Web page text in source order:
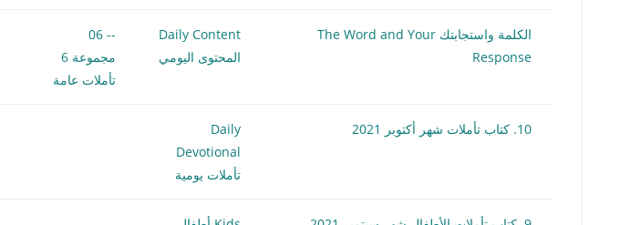
الكلمة واستجابتك The Word and Your
Response
Daily Content
المحتوى اليومي
-- 06
مجموعة 6
تأملات عامة
10. كتاب تأملات شهر أكتوبر 2021
Daily
Devotional
تأملات يومية